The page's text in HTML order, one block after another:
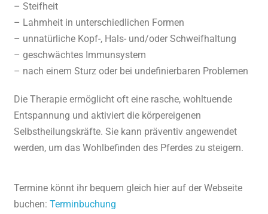
– Steifheit
– Lahmheit in unterschiedlichen Formen
– unnatürliche Kopf-, Hals- und/oder Schweifhaltung
– geschwächtes Immunsystem
– nach einem Sturz oder bei undefinierbaren Problemen
Die Therapie ermöglicht oft eine rasche, wohltuende
Entspannung und aktiviert die körpereigenen
Selbstheilungskräfte. Sie kann präventiv angewendet
werden, um das Wohlbefinden des Pferdes zu steigern.
Termine könnt ihr bequem gleich hier auf der Webseite
buchen:Terminbuchung